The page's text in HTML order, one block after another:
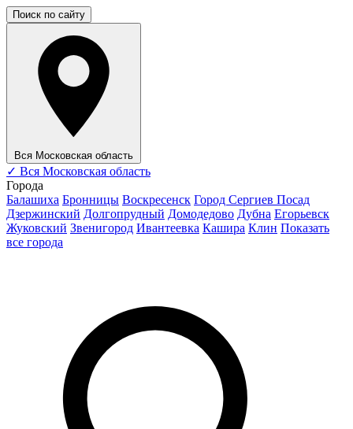
Поиск по сайту
Вся Московская область
✓ Вся Московская область
Города
Балашиха Бронницы Воскресенск Город Сергиев Посад
Дзержинский Долгопрудный Домодедово Дубна Егорьевск
Жуковский Звенигород Ивантеевка Кашира Клин Показать
все города